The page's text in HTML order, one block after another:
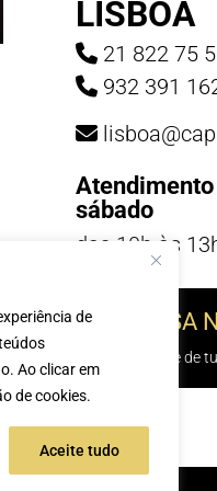
de
Ao clicar em
de cookies.
Aceite tudo
LISBOA
21 822 75
932 391
sábado
das 10h às
TE Á NOSSA
e sabe de